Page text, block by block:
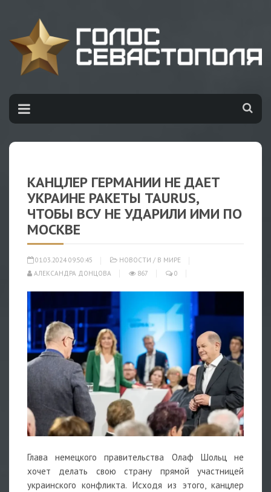
КАНЦЛЕР ГЕРМАНИИ НЕ ДАЕТ
УКРАИНЕ РАКЕТЫ TAURUS,
ЧТОБЫ ВСУ НЕ УДАРИЛИ ИМИ ПО
МОСКВЕ
01.03.2024 09:50:45 НОВОСТИ / В МИРЕ
АЛЕКСАНДРА ДОНЦОВА
867 0
Глава немецкого правительства Олаф Шольц не
хочет делать свою страну прямой участницей
украинского конфликта. Исходя из этого, канцлер